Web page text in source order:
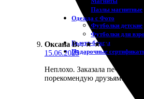
Пазлы магнитные
Одежда с Фото
Футболки детские
Футболки для
Бьюти-боксы
Подарочные
Оксана В. : ★ ★ ★
15.06.2025
Неплохо. Заказала печать
порекомендую друзьям!